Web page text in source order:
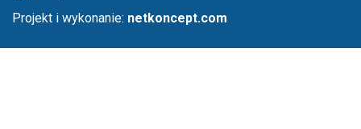
Projekt i wykonanie: netkoncept.com